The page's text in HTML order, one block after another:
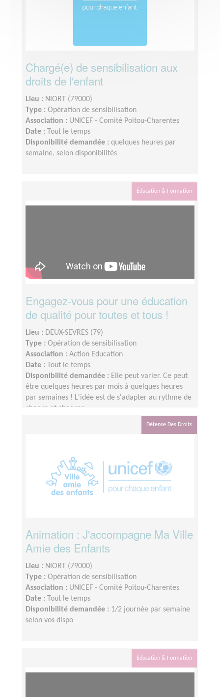
Chargé(e) de sensibilisation aux
droits de l'enfant
Lieu : NIORT (79000)
Type : Opération de sensibilisation
Association : UNICEF - Comité Poitou-Charentes
Date :
Tout le temps
Disponibilité demandée : quelques heures par
semaine, selon disponibilités
Éducation & Formation
Engagez-vous pour une éducation
de qualité pour toutes et tous !
Lieu : DEUX-SEVRES (79)
Type : Opération de sensibilisation
Association : Action Education
Date :
Tout le temps
Disponibilité demandée : Elle peut varier. Ce peut
être quelques heures par mois à quelques heures
par semaines ! L'idée est de s'adapter au rythme de
chacun et chacune.
Défense Des Droits
Animation : J'accompagne Ma Ville
Amie des Enfants
Lieu : NIORT (79000)
Type : Opération de sensibilisation
Association : UNICEF - Comité Poitou-Charentes
Date :
Tout le temps
Disponibilité demandée : 1/2 journée par semaine
selon vos dispo
Éducation & Formation